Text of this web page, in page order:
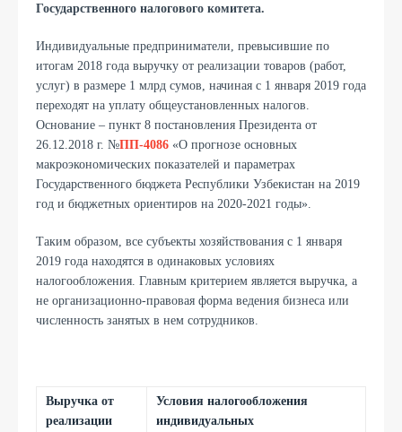
Государственного налогового комитета.
Индивидуальные предприниматели, превысившие по
итогам 2018 года выручку от реализации товаров (работ,
услуг) в размере 1 млрд сумов, начиная с 1 января 2019 года
переходят на уплату общеустановленных налогов.
Основание – пункт 8 постановления Президента от
26.12.2018 г. №ПП-4086 «О прогнозе основных
макроэкономических показателей и параметрах
Государственного бюджета Республики Узбекистан на 2019
год и бюджетных ориентиров на 2020-2021 годы».
Таким образом, все субъекты хозяйствования с 1 января
2019 года находятся в одинаковых условиях
налогообложения. Главным критерием является выручка, а
не организационно-правовая форма ведения бизнеса или
численность занятых в нем сотрудников.
Выручка от
реализации
Условия налогообложения
индивидуальных